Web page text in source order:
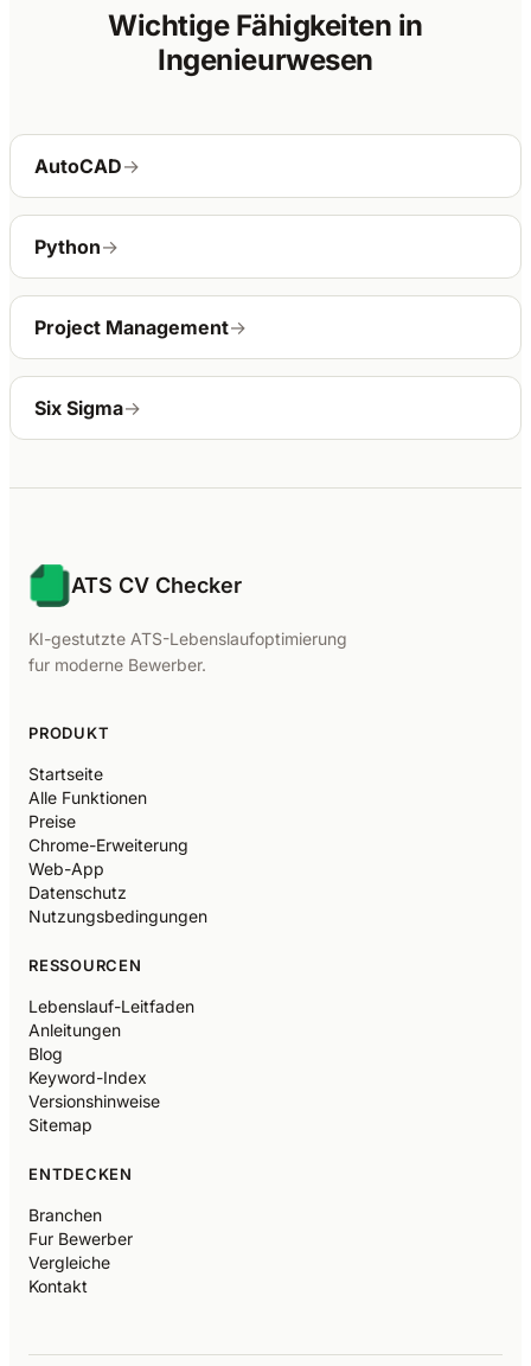
Wichtige Fähigkeiten in
Ingenieurwesen
AutoCAD→
Python→
Project Management→
Six Sigma→
ATS CV Checker
KI-gestutzte ATS-Lebenslaufoptimierung
fur moderne Bewerber.
PRODUKT
Startseite
Alle Funktionen
Preise
Chrome-Erweiterung
Web-App
Datenschutz
Nutzungsbedingungen
RESSOURCEN
Lebenslauf-Leitfaden
Anleitungen
Blog
Keyword-Index
Versionshinweise
Sitemap
ENTDECKEN
Branchen
Fur Bewerber
Vergleiche
Kontakt